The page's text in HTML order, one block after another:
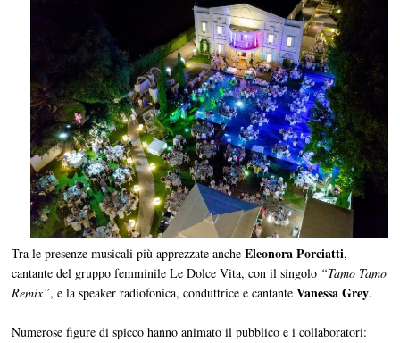
Tra le presenze musicali più apprezzate ancheEleonora Porciatti,
cantante del gruppo femminile Le Dolce Vita, con il singolo “Tamo Tamo
Remix”, e la speaker radiofonica, conduttrice e cantanteVanessa Grey.
Numerose figure di spicco hanno animato il pubblico e i collaboratori: